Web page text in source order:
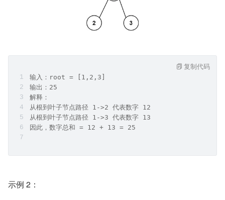
输入：root = [1,2,3]
输出：25
解释：
从根到叶子节点路径 1->2 代表数字 12
从根到叶子节点路径 1->3 代表数字 13
因此，数字总和 = 12 + 13 = 25
复制代码
示例 2：